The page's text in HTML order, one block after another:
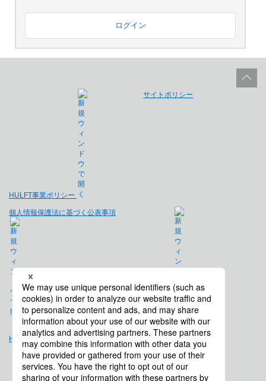
ログイン
HULFT事業ポリシー
サイトポリシー
個人情報保護法に基づく公表事項
免責事項
Hulft.com